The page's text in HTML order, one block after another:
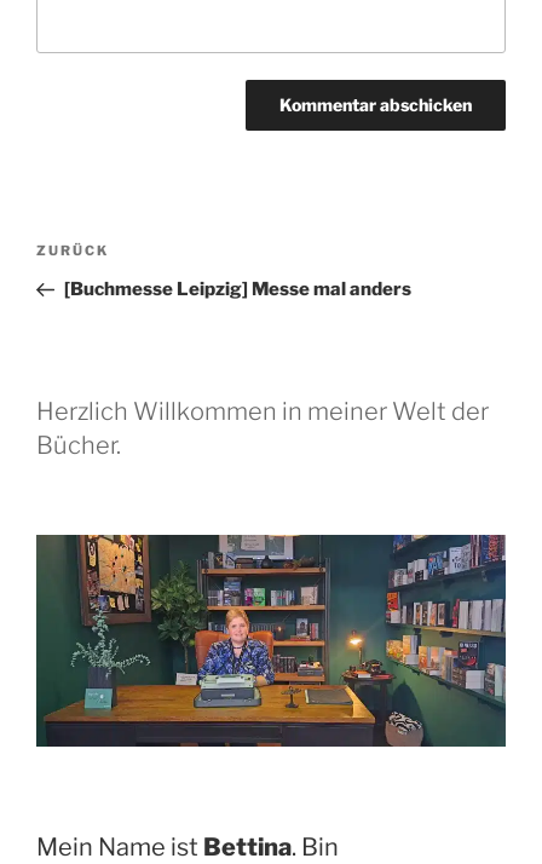
Beitragsnavigation
Vorheriger
Beitrag
ZURÜCK
[Buchmesse Leipzig] Messe mal anders
Herzlich Willkommen in meiner Welt der
Bücher.
Mein Name ist Bettina. Bin